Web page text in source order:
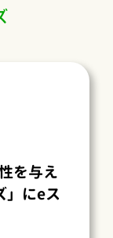
を与え
にeス